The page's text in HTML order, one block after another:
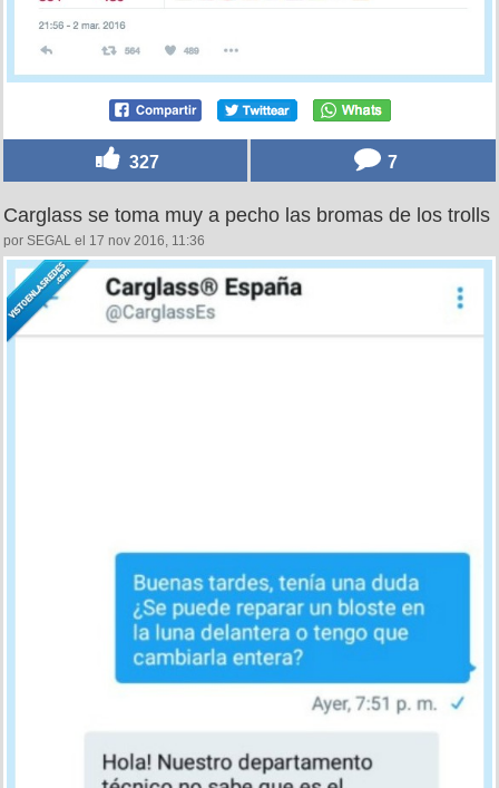
327 7
Carglass se toma muy a pecho las bromas de los trolls
por SEGAL el 17 nov 2016, 11:36